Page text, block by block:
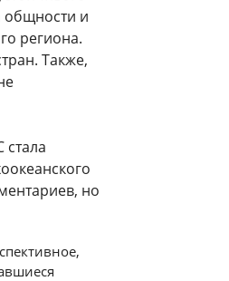
общности и
региона.
Также,
но